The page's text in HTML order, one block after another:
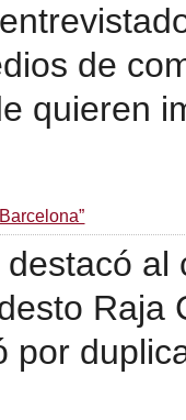
de
quieren
Raja
por